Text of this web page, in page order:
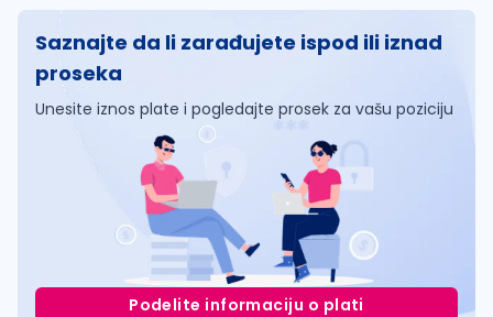
Saznajte da li zarađujete ispod ili iznad
proseka
Unesite iznos plate i pogledajte prosek za vašu poziciju
Podelite informaciju o plati